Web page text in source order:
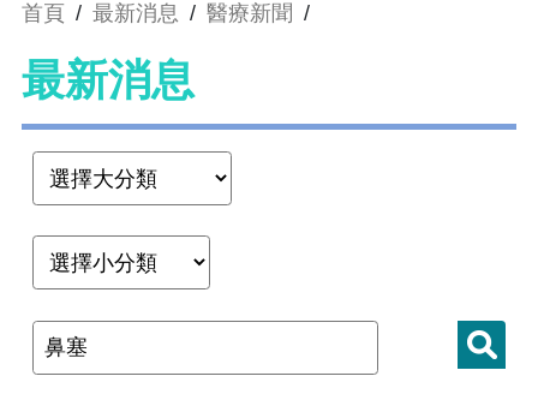
首頁 / 最新消息 / 醫療新聞 /
最新消息